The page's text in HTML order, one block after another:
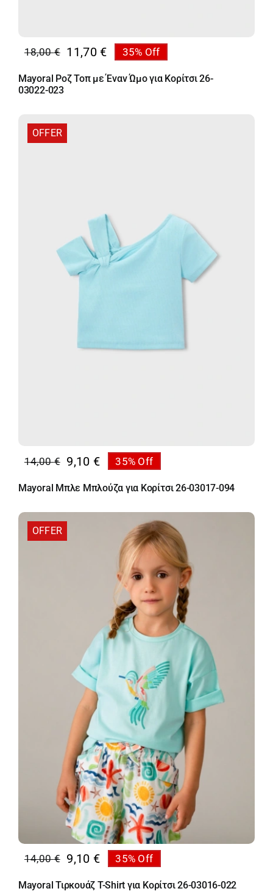
18,00€
Original
price
was:
11,70 €
Η
τρέχουσα
τιμή
35% Off
Mayoral Ροζ Τοπ με Έναν Ώμο για Κορίτσι 26-
03022-023
OFFER
14,00€
Original
price
was:
14,00 €.
9,10 €
Η
τρέχουσα
τιμή
είναι:
9,10 €.
35% Off
Mayoral Μπλε Μπλούζα για Κορίτσι 26-03017-094
OFFER
14,00€
Original
price
9,10 €
Η
τρέχουσα
35% Off
Mayoral Τιρκουάζ T-Shirt για Κορίτσι 26-03016-022